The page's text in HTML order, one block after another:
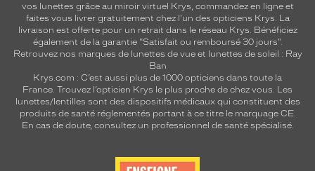
vos lunettes grâce au miroir virtuel Krys, commandez en ligne et
faites vous livrer gratuitement chez l'un des opticiens Krys. La
livraison est offerte pour un retrait dans le réseau Krys. Bénéficiez
également de la garantie "Satisfait ou remboursé 30 jours".
Retrouvez nos marques de lunettes de vue et lunettes de soleil : Ray
Ban
Krys.com : C’est aussi plus de 1000 opticiens dans toute la
France. Trouvez l’opticien Krys le plus proche de chez vous. Les
lunettes/lentilles sont des dispositifs médicaux qui constituent des
produits de santé réglementés portant à ce titre le marquage CE.
En cas de doute, consultez un professionnel de santé spécialisé.